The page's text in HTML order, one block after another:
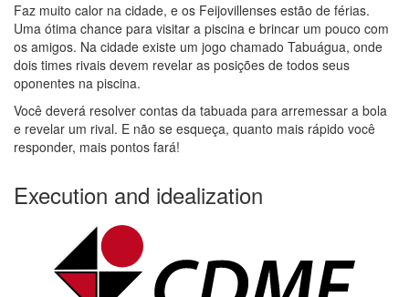
Faz muito calor na cidade, e os Feijovillenses estão de férias.
Uma ótima chance para visitar a piscina e brincar um pouco com
os amigos. Na cidade existe um jogo chamado Tabuágua, onde
dois times rivais devem revelar as posições de todos seus
oponentes na piscina.
Você deverá resolver contas da tabuada para arremessar a bola
e revelar um rival. E não se esqueça, quanto mais rápido você
responder, mais pontos fará!
Execution and idealization